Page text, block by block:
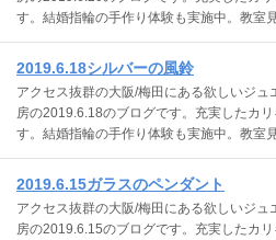
す。結婚指輪の手作り体験も実施中。教室
2019.6.18シルバーの風鈴
アクセス抜群の大阪/梅田にある欲しいジ
房の2019.6.18のブログです。充実したカ
す。結婚指輪の手作り体験も実施中。教室
2019.6.15ガラスのペンダント
アクセス抜群の大阪/梅田にある欲しいジ
房の2019.6.15のブログです。充実したカ